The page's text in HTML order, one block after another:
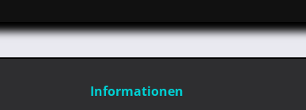
Informationen